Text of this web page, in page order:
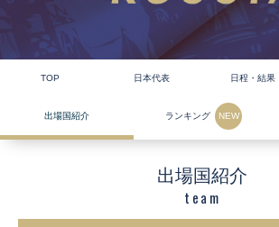
TOP 日本代表 日程・結果
出場国紹介 ランキング NEW
出場国紹介
team